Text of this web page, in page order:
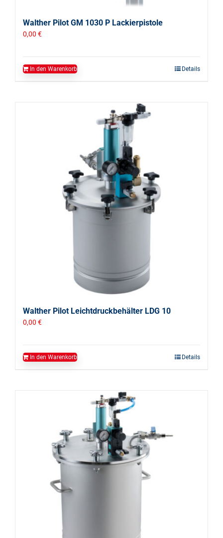
Walther Pilot GM 1030 P Lackierpistole
0,00 €
In den Warenkorb Details
Walther Pilot Leichtdruckbehälter LDG 10
0,00 €
In den Warenkorb Details